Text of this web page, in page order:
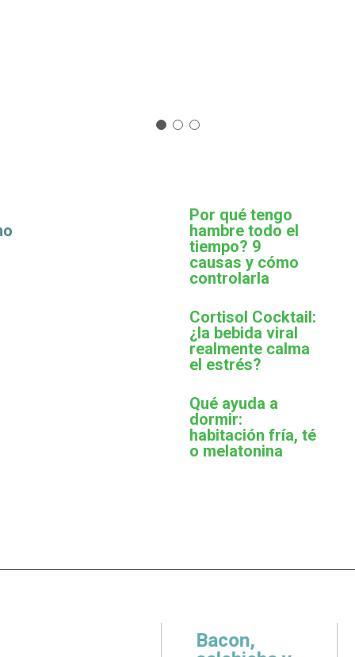
Por qué tengo
hambre todo el
tiempo? 9
causas y cómo
controlarla
Cortisol Cocktail:
¿la bebida viral
realmente calma
el estrés?
Qué ayuda a
dormir:
habitación fría, té
o melatonina